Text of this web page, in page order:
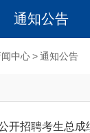
通知公告
闻中心 > 通知公告
开招聘考生总成